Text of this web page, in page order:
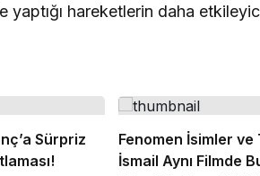
yaptığı hareketlerin daha
Sürpriz
Fenomen İsimler ve
İsmail Aynı Filmde